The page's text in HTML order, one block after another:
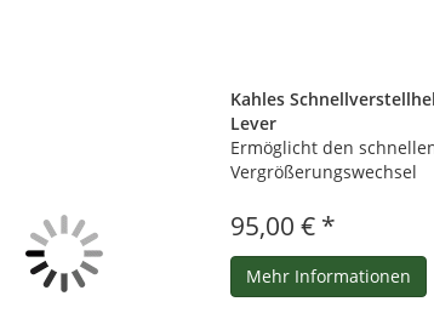
Kahles
Lever
Ermöglicht den
Vergrößerungswechsel
95,00 € *
Mehr Informationen